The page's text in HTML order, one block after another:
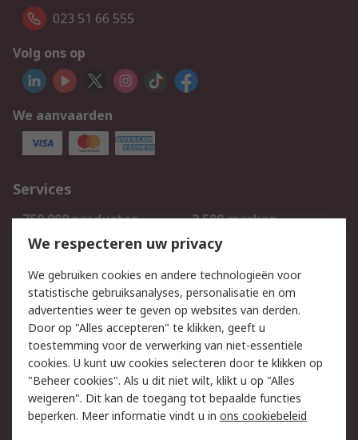
023 51 66 555
Volg ons op
We aanvaarden
Services
750.000 producten
2.500 merken
Bestellen
Inkoopoplossingen
Track & Trace
Wettelijk
Cookiebeleid
Email veiligheid
Privacybeleid
Websitevoorwaarden
Algemene
verkoopvoorwaarden
We respecteren uw privacy
We gebruiken cookies en andere technologieën voor
statistische gebruiksanalyses, personalisatie en om
advertenties weer te geven op websites van derden.
Door op "Alles accepteren" te klikken, geeft u
toestemming voor de verwerking van niet-essentiële
cookies. U kunt uw cookies selecteren door te klikken op
"Beheer cookies". Als u dit niet wilt, klikt u op "Alles
weigeren". Dit kan de toegang tot bepaalde functies
beperken. Meer informatie vindt u in ons cookiebeleid